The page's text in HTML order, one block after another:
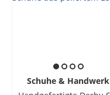
Schuhe & Handwerk